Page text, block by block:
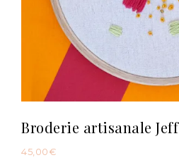
Broderie artisanale Jeff
45,00 €